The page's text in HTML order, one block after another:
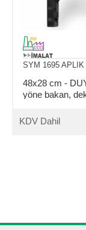
SYM 1695 APLIK
48x28 cm -
yöne bakan,
KDV Dahil